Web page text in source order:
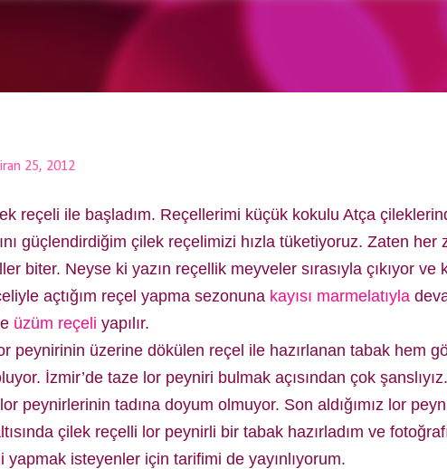
25, 2012
reçeli ile başladım. Reçellerimi küçük kokulu Atça
güçlendirdiğim çilek reçelimizi hızla tüketiyoruz. Zaten her
biter. Neyse ki yazın reçellik meyveler sırasıyla çıkıyor ve
açtığım reçel yapma sezonuna kayısı marmelatıyla
üzüm reçeli yapılır.
peynirinin üzerine dökülen reçel ile hazırlanan tabak hem
İzmir’de taze lor peyniri bulmak açısından çok
peynirlerinin tadına doyum olmuyor. Son aldığımız lor
çilek reçelli lor peynirli bir tabak hazırladım ve
isteyenler için tarifimi de yayınlıyorum.